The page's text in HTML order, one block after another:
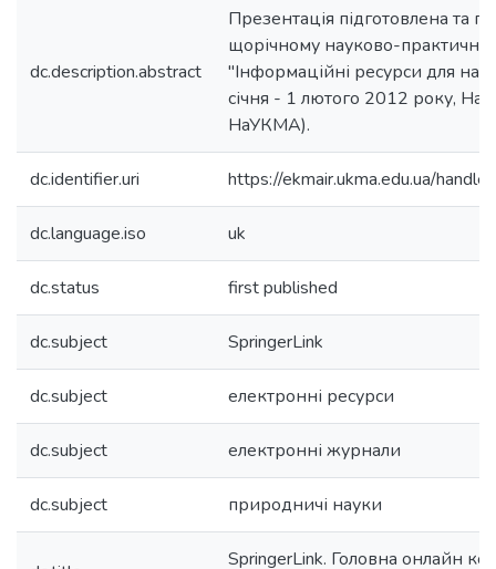
dc.description.abstract
Презентація підготовлена та
щорічному науково-
"Інформаційні ресурси для
січня - 1 лютого 2012 року,
НаУКМА).
dc.identifier.uri https://ekmair.ukma.edu.ua/
dc.language.iso uk
dc.status first published
dc.subject SpringerLink
dc.subject електронні ресурси
dc.subject електронні журнали
dc.subject природничі науки
SpringerLink. Головна онлайн